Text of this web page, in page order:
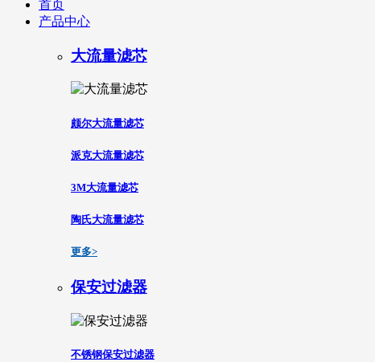
首页
产品中心
大流量滤芯
颇尔大流量滤芯
派克大流量滤芯
3M大流量滤芯
陶氏大流量滤芯
更多>
保安过滤器
不锈钢保安过滤器